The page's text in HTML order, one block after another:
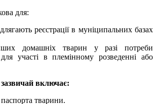
для:
реєстрації в муніципальних базах
домашніх тварин у разі потреби
участі в племінному розведенні або
зазвичай включає:
тварини.